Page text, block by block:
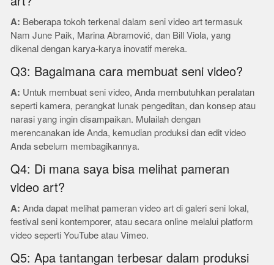
A: Beberapa tokoh terkenal dalam seni video art termasuk
Nam June Paik, Marina Abramović, dan Bill Viola, yang
dikenal dengan karya-karya inovatif mereka.
Q3: Bagaimana cara membuat seni video?
A: Untuk membuat seni video, Anda membutuhkan peralatan
seperti kamera, perangkat lunak pengeditan, dan konsep atau
narasi yang ingin disampaikan. Mulailah dengan
merencanakan ide Anda, kemudian produksi dan edit video
Anda sebelum membagikannya.
Q4: Di mana saya bisa melihat pameran
video art?
A: Anda dapat melihat pameran video art di galeri seni lokal,
festival seni kontemporer, atau secara online melalui platform
video seperti YouTube atau Vimeo.
Q5: Apa tantangan terbesar dalam produksi